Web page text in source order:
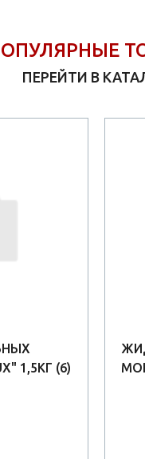
ПЕРЕЙТИ В
1,5КГ (6)